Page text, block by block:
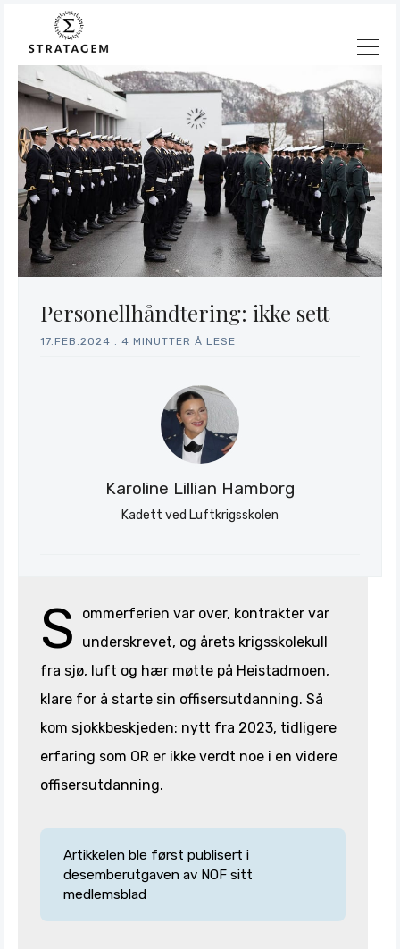
Stratagem
Personellhåndtering: ikke sett
17.FEB.2024 4 MINUTTER Å LESE
Karoline Lillian Hamborg
Kadett ved Luftkrigsskolen
S
ommerferien var over, kontrakter var
underskrevet, og årets krigsskolekull
fra sjø, luft og hær møtte på Heistadmoen,
klare for å starte sin offisersutdanning. Så
kom sjokkbeskjeden: nytt fra 2023, tidligere
erfaring som OR er ikke verdt noe i en videre
offisersutdanning.
Artikkelen ble først publisert i
desemberutgaven av NOF sitt
medlemsblad